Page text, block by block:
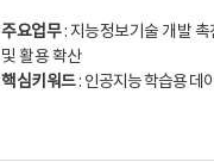
주요업무: 지능정보기술 개발
및 활용 확산
핵심키워드: 인공지능 학습용 데